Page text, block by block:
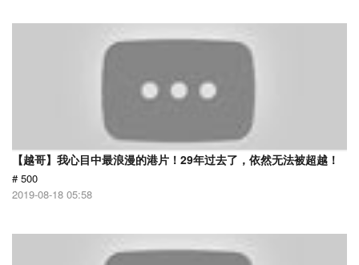
【越哥】我心目中最浪漫的港片！29年过去了，依然无法被超越！
# 500
2019-08-18 05:58